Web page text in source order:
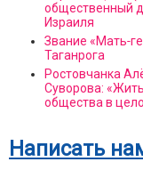
общественный
Израиля
Звание
Таганрога
Ростовчанка
Суворова:
общества в
Написать